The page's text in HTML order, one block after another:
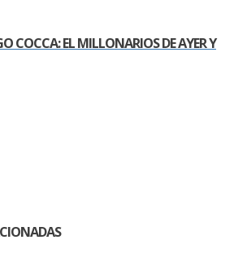
COCCA: EL MILLONARIOS DE AYER Y